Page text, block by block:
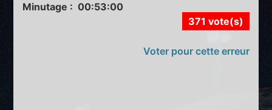
Minutage : 00:53:00
371 vote(s)
Voter pour cette erreur